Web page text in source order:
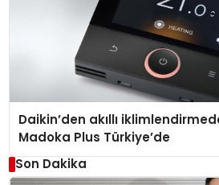
Daikin’den akıllı
Madoka Plus Türkiye’de
Son Dakika